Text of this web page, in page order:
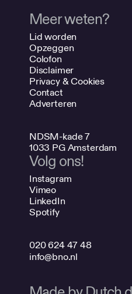
Meer weten?
Lid worden
Opzeggen
Colofon
Disclaimer
Privacy & Cookies
Contact
Adverteren
NDSM-kade 7
1033 PG Amsterdam
Volg ons!
Instagram
Vimeo
LinkedIn
Spotify
020 624 47 48
info@bno.nl